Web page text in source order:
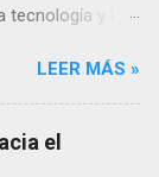
y la
evolución
virtuales.
más
cambiando la
LEER MÁS »
el